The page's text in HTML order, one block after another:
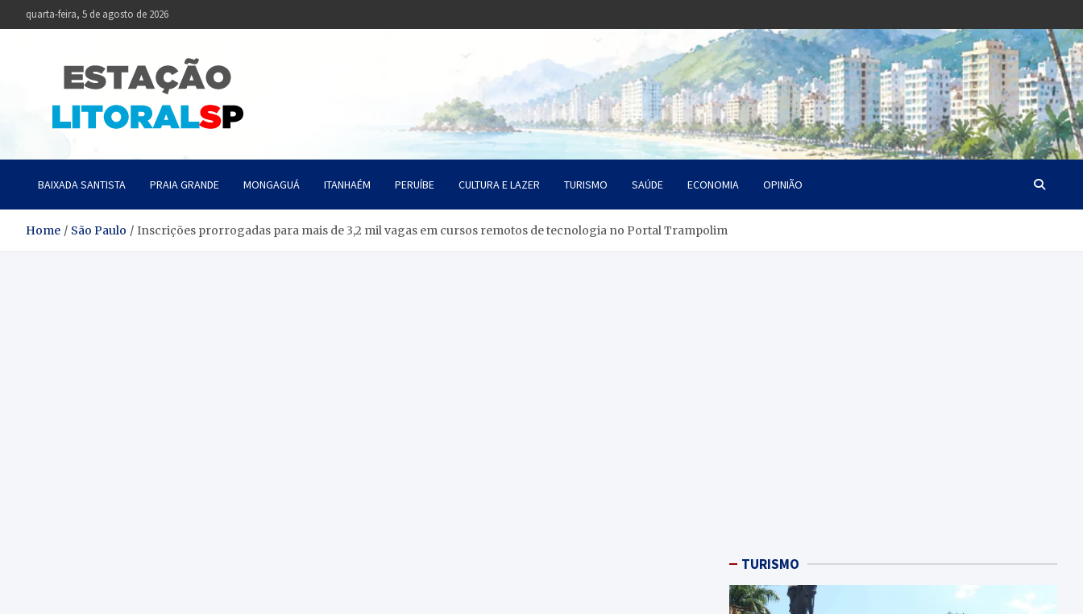
to
quarta-feira, 5 de agosto de 2026
Estação Litoral SP
BAIXADA SANTISTA PRAIA GRANDE MONGAGUÁ ITANHAÉM PERUÍBE CULTURA E LAZER TURISMO SAÚDE ECONOMIA OPINIÃO
Home São Paulo Inscrições prorrogadas para mais de 3,2 mil vagas em cursos remotos de tecnologia no Portal Trampolim
TURISMO